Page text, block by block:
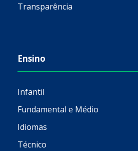
Transparência
Ensino
Infantil
Fundamental e Médio
Idiomas
Técnico